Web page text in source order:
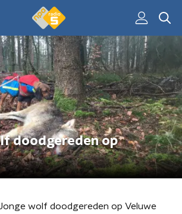
doodgereden op
wolf doodgereden op Veluwe